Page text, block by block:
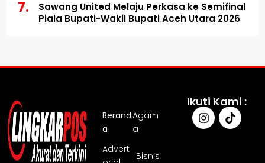
Sawang United Melaju Perkasa ke Semifinal
Piala Bupati-Wakil Bupati Aceh Utara 2026
Berand
a
Agam
a
Advert
Bisnis
Ikuti Kami :